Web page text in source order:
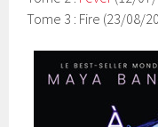
Tome 3 : Fire (23/08/